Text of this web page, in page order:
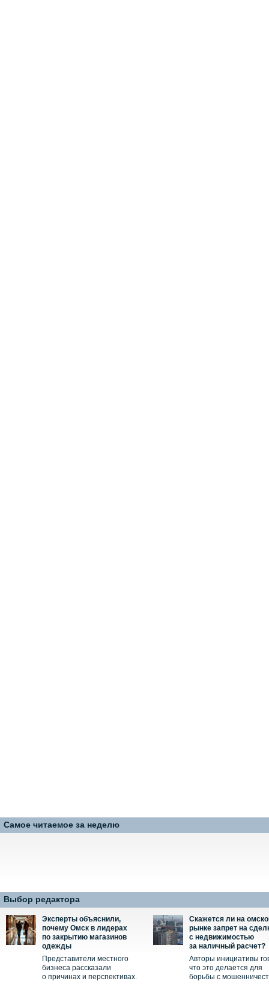
Самое читаемое за неделю
Выбор редактора
Эксперты объяснили,
почему Омск в лидерах
по закрытию магазинов
одежды
Представители местного
бизнеса рассказали
о причинах и перспективах.
Скажется ли на
рынке запрет на
с недвижимостью
за наличный расчет?
Авторы инициативы
что это делается для
борьбы с